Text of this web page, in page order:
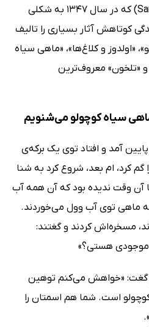
صمد بهرنگی (Samad Behrangi) که در سال 1347 به شکلی
کوتاهش آثار بسیاری را تالیف
«اولدوز و کلاغ‌ها»، «ماهی سیاه
و «تلخون» معروف‌ترین
سیاه کوچولو می‌شنویم
آمد و افتاد توی یک برکه‌ی
کرد، ‌ام بعد، شروع کرد به شنا
آن وقت ندیده بود که آن همه آب
ماهی توی آب وول می‌خوردند.
‌مسخره‌اش کردند و گغتند:
موجودی هستی؟»
گغت: «خواهش می‌کنم توهین
است. شما هم اسمتان را